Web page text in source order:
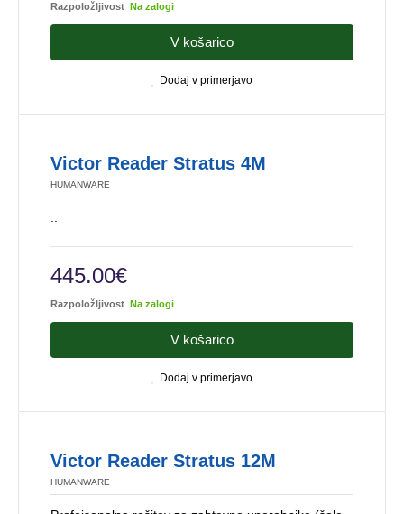
Razpoložljivost Na zalogi
V košarico
Dodaj v primerjavo
Victor Reader Stratus 4M
HUMANWARE
..
445.00€
Razpoložljivost Na zalogi
V košarico
Dodaj v primerjavo
Victor Reader Stratus 12M
HUMANWARE